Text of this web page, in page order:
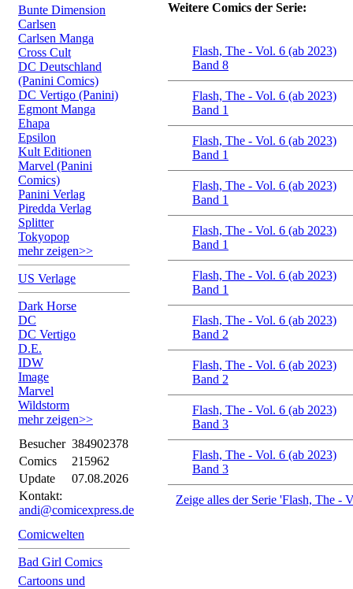
Bunte Dimension
Carlsen
Carlsen Manga
Cross Cult
DC Deutschland
(Panini Comics)
DC Vertigo (Panini)
Egmont Manga
Ehapa
Epsilon
Kult Editionen
Marvel (Panini
Comics)
Panini Verlag
Piredda Verlag
Splitter
Tokyopop
mehr zeigen>>
US Verlage
Dark Horse
DC
DC Vertigo
D.E.
IDW
Image
Marvel
Wildstorm
mehr zeigen>>
Besucher 384902378
Comics
215962
Update
07.08.2026
Kontakt:
andi@comicexpress.de
Comicwelten
Bad Girl Comics
Cartoons und
Weitere Comics der Serie:
Flash, The - Vol. 6 (ab 2023)
Band 8
Flash, The - Vol. 6 (ab 2023)
Band 1
Flash, The - Vol. 6 (ab 2023)
Band 1
Flash, The - Vol. 6 (ab 2023)
Band 1
Flash, The - Vol. 6 (ab 2023)
Band 1
Flash, The - Vol. 6 (ab 2023)
Band 1
Flash, The - Vol. 6 (ab 2023)
Band 2
Flash, The - Vol. 6 (ab 2023)
Band 2
Flash, The - Vol. 6 (ab 2023)
Band 3
Flash, The - Vol. 6 (ab 2023)
Band 3
Zeige alles der Serie 'Flash, The -